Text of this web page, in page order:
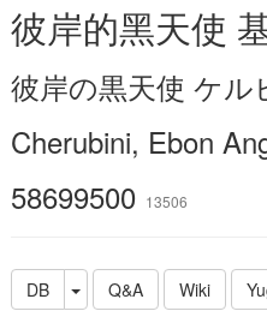
彼岸的黑天使
彼岸の黒天使 ケル
Cherubini, Ebon
58699500 13506
DB Q&A Wiki